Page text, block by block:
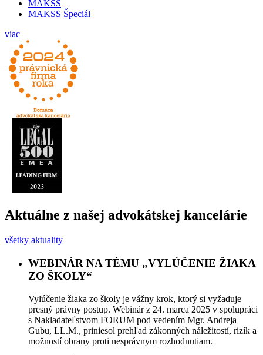
MAKSS
MAKSS Špeciál
viac
Aktuálne z našej advokátskej kancelárie
všetky aktuality
WEBINÁR NA TÉMU „VYLÚČENIE ŽIAKA
ZO ŠKOLY“
Vylúčenie žiaka zo školy je vážny krok, ktorý si vyžaduje
presný právny postup. Webinár z 24. marca 2025 v spolupráci
s Nakladateľstvom FORUM pod vedením Mgr. Andreja
Gubu, LL.M., priniesol prehľad zákonných náležitostí, rizík a
možností obrany proti nesprávnym rozhodnutiam.